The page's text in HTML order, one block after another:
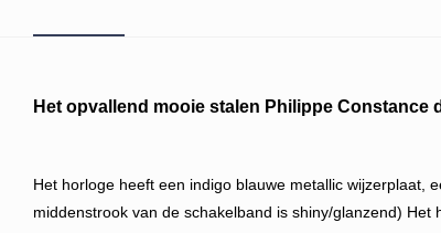
Het opvallend mooie stalen Philippe Constance
Het horloge heeft een indigo blauwe metallic wijzerplaat,
middenstrook van de schakelband is shiny/glanzend)